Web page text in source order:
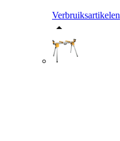
Verbruiksartikelen